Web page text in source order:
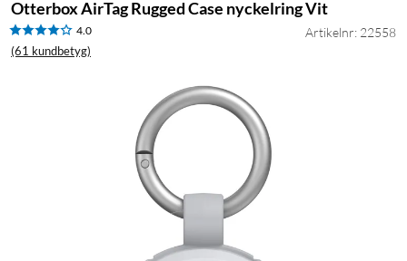
Otterbox AirTag Rugged Case nyckelring Vit
4.0
(61 kundbetyg)
Artikelnr: 22558